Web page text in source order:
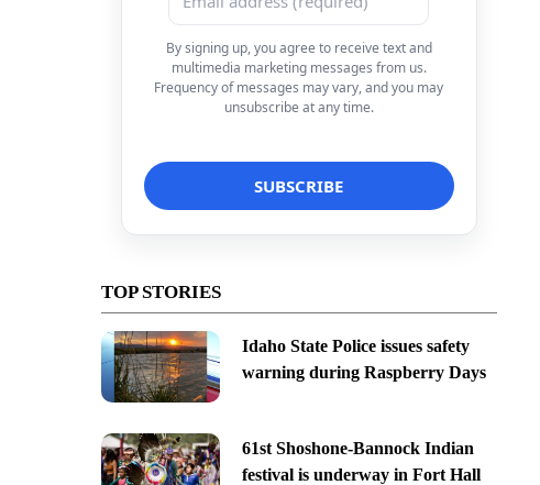
By signing up, you agree to receive text and
multimedia marketing messages from us.
Frequency of messages may vary, and you may
unsubscribe at any time.
TOP STORIES
Idaho State Police issues safety
warning during Raspberry Days
61st Shoshone-Bannock Indian
festival is underway in Fort Hall